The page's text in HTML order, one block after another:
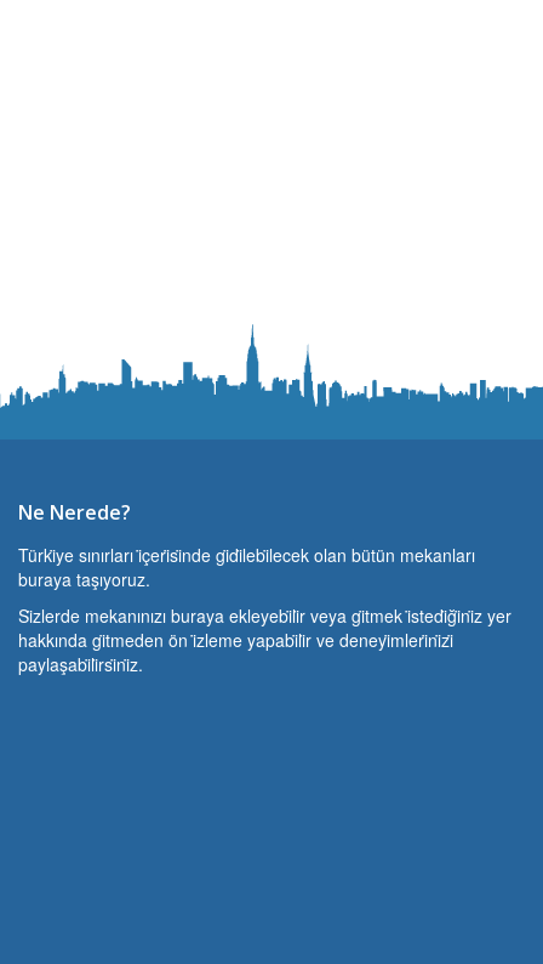
Ne Nerede?
Türki̇ye sınırları i̇çeri̇si̇nde gi̇di̇lebi̇lecek olan bütün mekanları
buraya taşıyoruz.
Si̇zlerde mekanınızı buraya ekleyebi̇li̇r veya gi̇tmek i̇stedi̇ği̇ni̇z yer
hakkında gi̇tmeden ön i̇zleme yapabi̇li̇r ve deneyi̇mleri̇ni̇zi̇
paylaşabi̇li̇rsi̇ni̇z.